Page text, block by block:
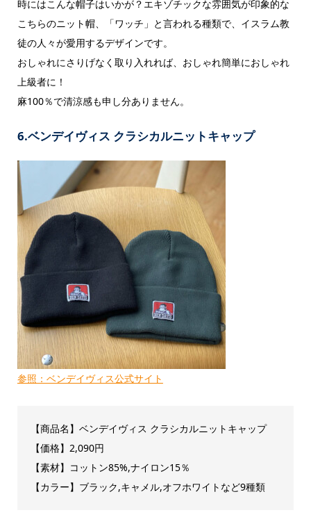
時にはこんな帽子はいかが？エキゾチックな雰囲気が印象的な
こちらのニット帽、「ワッチ」と言われる種類で、イスラム教
徒の人々が愛用するデザインです。
おしゃれにさりげなく取り入れれば、おしゃれ簡単におしゃれ
上級者に！
麻100％で清涼感も申し分ありません。
6.ベンデイヴィス クラシカルニットキャップ
参照：ベンデイヴィス公式サイト
【商品名】ベンデイヴィス クラシカルニットキャップ
【価格】2,090円
【素材】コットン85%,ナイロン15％
【カラー】ブラック,キャメル,オフホワイトなど9種類